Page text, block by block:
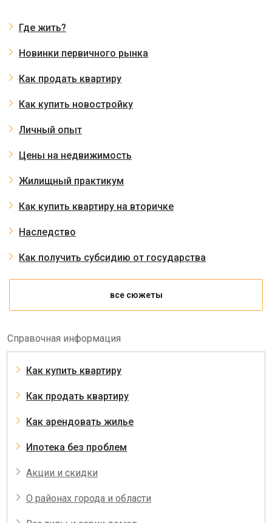
Где жить?
Новинки первичного рынка
Как продать квартиру
Как купить новостройку
Личный опыт
Цены на недвижимость
Жилищный практикум
Как купить квартиру на вторичке
Наследство
Как получить субсидию от государства
все сюжеты
Справочная информация
Как купить квартиру
Как продать квартиру
Как арендовать жилье
Ипотека без проблем
Акции и скидки
О районах города и области